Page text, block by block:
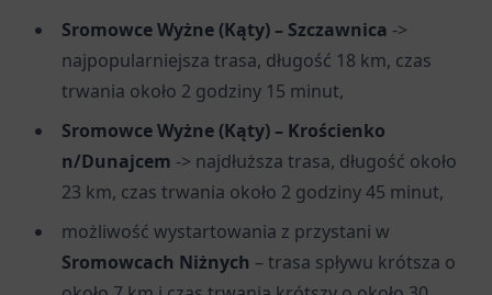
Sromowce Wyżne (Kąty) – Szczawnica ->
najpopularniejsza trasa, długość 18 km, czas
trwania około 2 godziny 15 minut,
Sromowce Wyżne (Kąty) – Krościenko
n/Dunajcem -> najdłuższa trasa, długość około
23 km, czas trwania około 2 godziny 45 minut,
możliwość wystartowania z przystani w
Sromowcach Niżnych – trasa spływu krótsza o